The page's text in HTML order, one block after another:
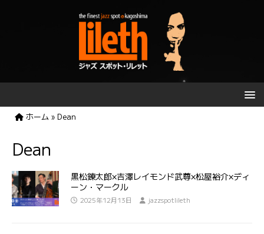
ホーム » Dean
Dean
黒松錬太郎×吉澤レイモンド武尊×松屋裕介×ディ
ーン・マークル
2025年12月13日 jazzspotlileth